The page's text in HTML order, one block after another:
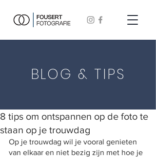
BLOG & TIPS
8 tips om ontspannen op de foto te
staan op je trouwdag
Op je trouwdag wil je vooral genieten
van elkaar en niet bezig zijn met hoe je